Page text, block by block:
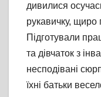
дивилися
рукавичку, щиро
Підготували
та дівчаток з
несподівані
їхні батьки